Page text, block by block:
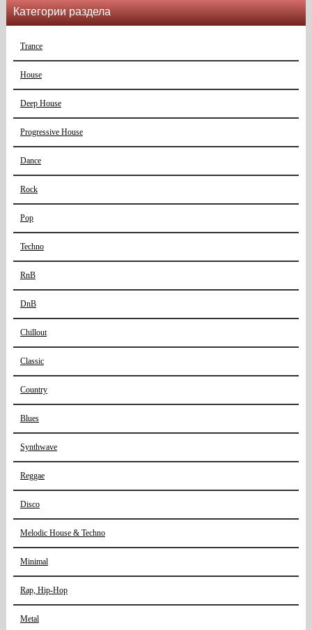
Категории раздела
Trance
House
Deep House
Progressive House
Dance
Rock
Pop
Techno
RnB
DnB
Chillout
Classic
Country
Blues
Synthwave
Reggae
Disco
Melodic House & Techno
Minimal
Rap, Hip-Hop
Metal